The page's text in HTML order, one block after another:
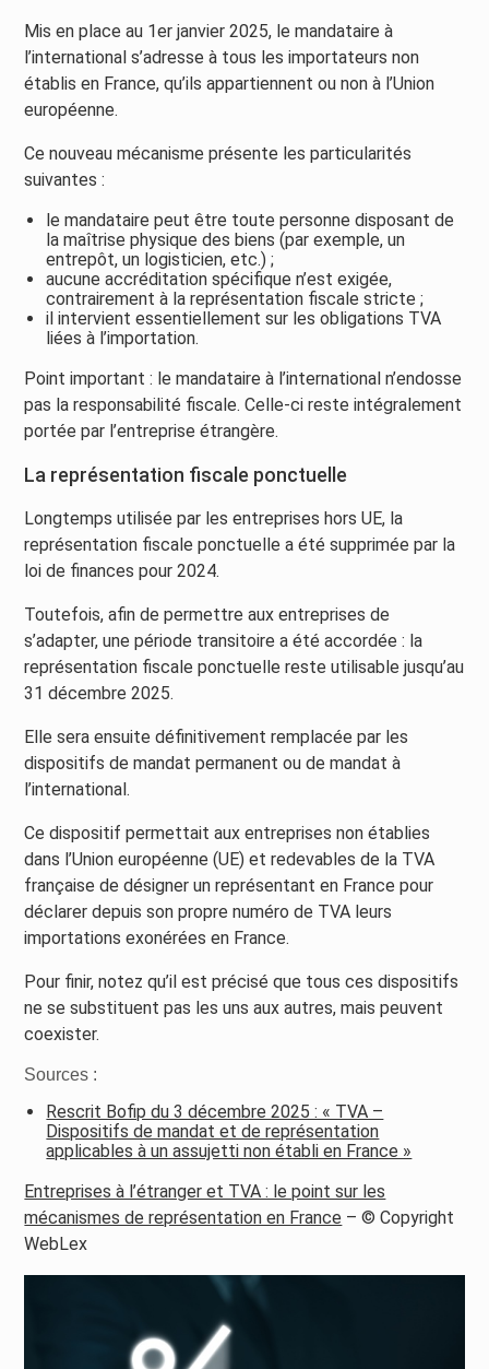
Mis en place au 1er janvier 2025, le mandataire à
l’international s’adresse à tous les importateurs non
établis en France, qu’ils appartiennent ou non à l’Union
européenne.
Ce nouveau mécanisme présente les particularités
suivantes :
le mandataire peut être toute personne disposant de
la maîtrise physique des biens (par exemple, un
entrepôt, un logisticien, etc.) ;
aucune accréditation spécifique n’est exigée,
contrairement à la représentation fiscale stricte ;
il intervient essentiellement sur les obligations TVA
liées à l’importation.
Point important : le mandataire à l’international n’endosse
pas la responsabilité fiscale. Celle-ci reste intégralement
portée par l’entreprise étrangère.
La représentation fiscale ponctuelle
Longtemps utilisée par les entreprises hors UE, la
représentation fiscale ponctuelle a été supprimée par la
loi de finances pour 2024.
Toutefois, afin de permettre aux entreprises de
s’adapter, une période transitoire a été accordée : la
représentation fiscale ponctuelle reste utilisable jusqu’au
31 décembre 2025.
Elle sera ensuite définitivement remplacée par les
dispositifs de mandat permanent ou de mandat à
l’international.
Ce dispositif permettait aux entreprises non établies
dans l’Union européenne (UE) et redevables de la TVA
française de désigner un représentant en France pour
déclarer depuis son propre numéro de TVA leurs
importations exonérées en France.
Pour finir, notez qu’il est précisé que tous ces dispositifs
ne se substituent pas les uns aux autres, mais peuvent
coexister.
Sources :
Rescrit Bofip du 3 décembre 2025 : « TVA –
Dispositifs de mandat et de représentation
applicables à un assujetti non établi en France »
Entreprises à l’étranger et TVA : le point sur les
mécanismes de représentation en France – © Copyright
WebLex